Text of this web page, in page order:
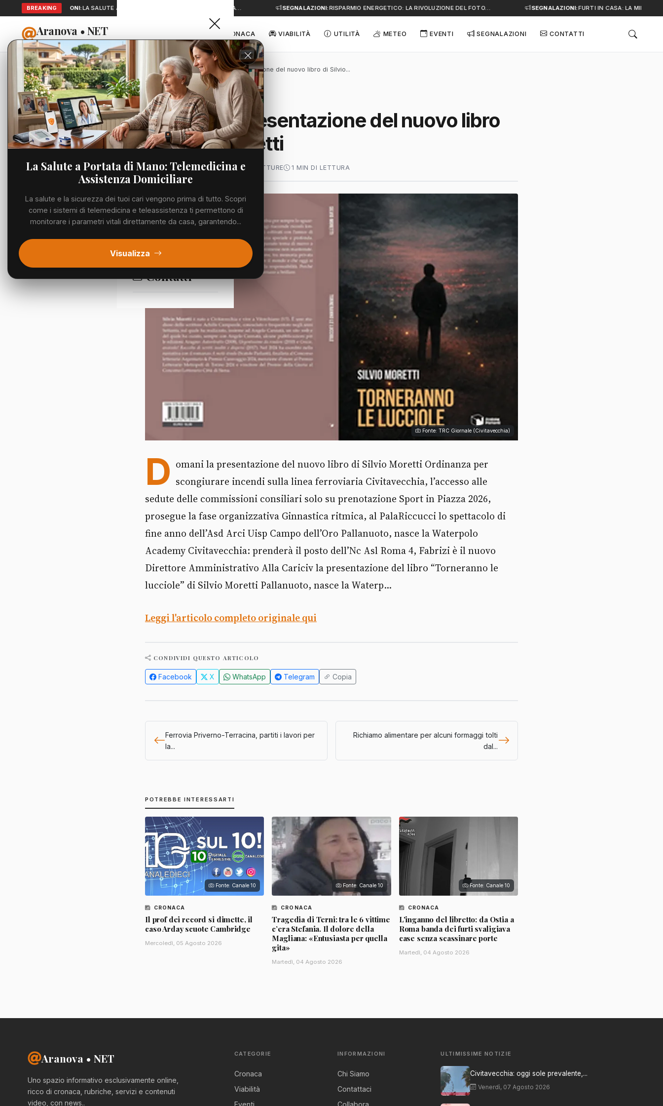
BREAKING
SEGNALAZIONI:LA SALUTE A PORTATA DI MANO: TELEMEDICINA E A… SEGNALAZIONI:RISPARMIO ENERGETICO: LA RIVOLUZIONE DEL FOTO… SEGNALAZIONI:FURTI IN CASA: LA MINACCIA
Aranova • NET
PORTALE UTILE AL TERRITORIO
CRONACA VIABILITÀ UTILITÀ METEO EVENTI SEGNALAZIONI CONTATTI
Home
Cronaca
Viabilità
Utilità
Meteo
Eventi
Segnalazioni
Contatti
Cronaca Domani la presentazione del nuovo libro di Silvio...
CRONACA
Domani la presentazione del nuovo libro
di Silvio Moretti
LUNEDÌ, 15 GIUGNO 2026 66 LETTURE 1 MIN DI LETTURA
Fonte: TRC Giornale (Civitavecchia)
D omani la presentazione del nuovo libro di Silvio Moretti Ordinanza per
scongiurare incendi sulla linea ferroviaria Civitavecchia, l’accesso alle
sedute delle commissioni consiliari solo su prenotazione Sport in Piazza 2026,
prosegue la fase organizzativa Ginnastica ritmica, al PalaRiccucci lo spettacolo di
fine anno dell’Asd Arci Uisp Campo dell’Oro Pallanuoto, nasce la Waterpolo
Academy Civitavecchia: prenderà il posto dell’Nc Asl Roma 4, Fabrizi è il nuovo
Direttore Amministrativo Alla Cariciv la presentazione del libro “Torneranno le
lucciole” di Silvio Moretti Pallanuoto, nasce la Waterp...
Leggi l'articolo completo originale qui
CONDIVIDI QUESTO ARTICOLO
Facebook X WhatsApp Telegram Copia
Ferrovia Priverno-Terracina, partiti i lavori per
la...
Richiamo alimentare per alcuni formaggi tolti
dal...
POTREBBE INTERESSARTI
Fonte: Canale 10
CRONACA
Il prof dei record si dimette, il
caso Arday scuote Cambridge
Mercoledì, 05 Agosto 2026
Fonte: Canale 10
CRONACA
Tragedia di Terni: tra le 6 vittime
c’era Stefania. Il dolore della
Magliana: «Entusiasta per quella
gita»
Martedì, 04 Agosto 2026
Fonte: Canale 10
CRONACA
L'inganno del libretto: da Ostia a
Roma banda dei furti svaligiava
case senza scassinare porte
Martedì, 04 Agosto 2026
La Salute a Portata di Mano: Telemedicina e
Assistenza Domiciliare
La salute e la sicurezza dei tuoi cari vengono prima di tutto. Scopri
come i sistemi di telemedicina e teleassistenza ti permettono di
monitorare i parametri vitali direttamente da casa, garantendo...
Visualizza
Aranova • NET
Uno spazio informativo esclusivamente online,
ricco di cronaca, rubriche, servizi e contenuti
video, con news..
CATEGORIE
Cronaca
Viabilità
Eventi
INFORMAZIONI
Chi Siamo
Contattaci
Collabora
ULTIMISSIME NOTIZIE
Civitavecchia: oggi sole prevalente,...
Venerdì, 07 Agosto 2026